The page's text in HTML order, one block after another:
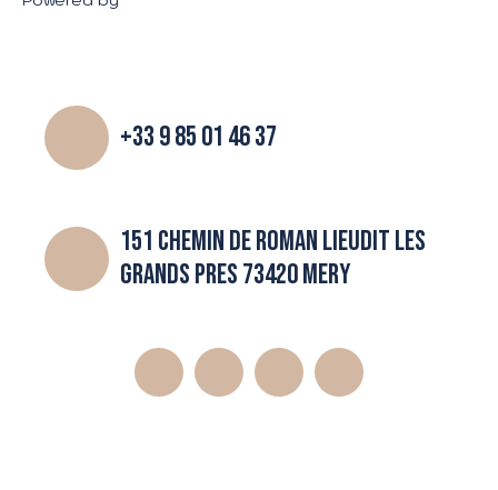
+33 9 85 01 46 37
151 CHEMIN DE ROMAN LIEUDIT LES
GRANDS PRES 73420 MERY